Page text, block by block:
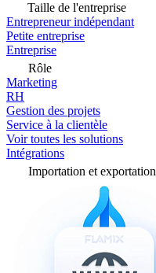
Taille de l'entreprise
Entrepreneur indépendant
Petite entreprise
Entreprise
Rôle
Marketing
RH
Gestion des projets
Service à la clientèle
Voir toutes les solutions
Intégrations
Importation et exportation